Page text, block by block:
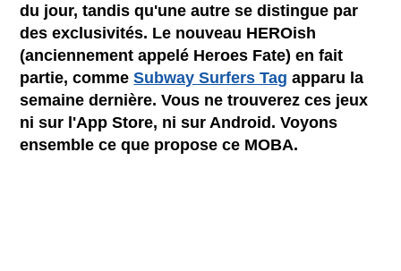
du jour, tandis qu'une autre se distingue par
des exclusivités. Le nouveau HEROish
(anciennement appelé Heroes Fate) en fait
partie, commeSubway Surfers Tag apparu la
semaine dernière. Vous ne trouverez ces jeux
ni sur l'App Store, ni sur Android. Voyons
ensemble ce que propose ce MOBA.